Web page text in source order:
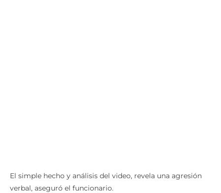
El simple hecho y análisis del video, revela una agresión
verbal, aseguró el funcionario.